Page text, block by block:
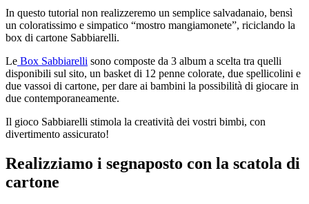
In questo tutorial non realizzeremo un semplice salvadanaio, bensì
un coloratissimo e simpatico “mostro mangiamonete”, riciclando la
box di cartone Sabbiarelli.
Le Box Sabbiarelli sono composte da 3 album a scelta tra quelli
disponibili sul sito, un basket di 12 penne colorate, due spellicolini e
due vassoi di cartone, per dare ai bambini la possibilità di giocare in
due contemporaneamente.
Il gioco Sabbiarelli stimola la creatività dei vostri bimbi, con
divertimento assicurato!
Realizziamo i segnaposto con la scatola di
cartone